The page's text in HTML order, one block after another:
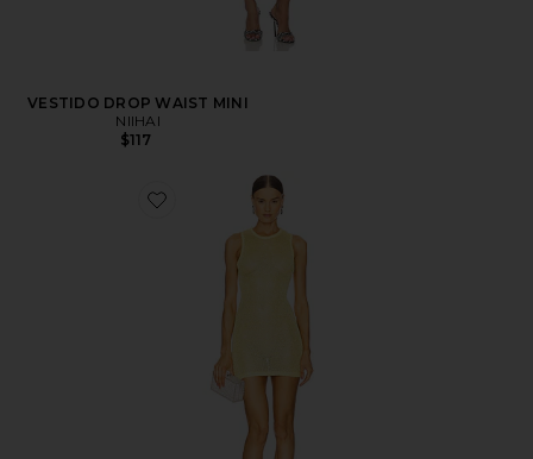
VESTIDO DROP WAIST MINI
NIIHAI
$117